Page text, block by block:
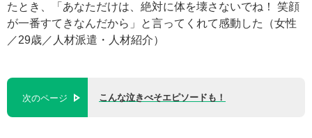
たとき、「あなただけは、絶対に体を壊さないでね！ 笑顔
が一番すてきなんだから」と言ってくれて感動した（女性
／29歳／人材派遣・人材紹介）
次のページ こんな泣きべそエピソードも！